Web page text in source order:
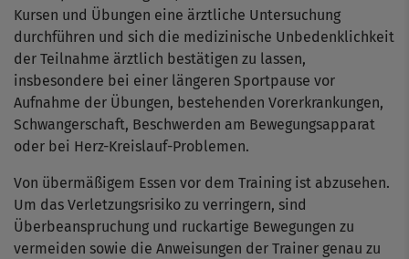
Kursen und Übungen eine ärztliche Untersuchung
durchführen und sich die medizinische Unbedenklichkeit
der Teilnahme ärztlich bestätigen zu lassen,
insbesondere bei einer längeren Sportpause vor
Aufnahme der Übungen, bestehenden Vorerkrankungen,
Schwangerschaft, Beschwerden am Bewegungsapparat
oder bei Herz-Kreislauf-Problemen.
Von übermäßigem Essen vor dem Training ist abzusehen.
Um das Verletzungsrisiko zu verringern, sind
Überbeanspruchung und ruckartige Bewegungen zu
vermeiden sowie die Anweisungen der Trainer genau zu